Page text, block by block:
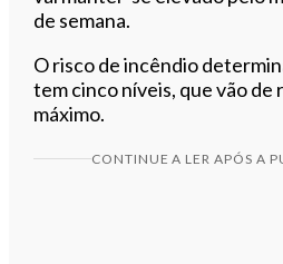
de semana.
O risco de incêndio
tem cinco níveis, que vão de
máximo.
CONTINUE A LER APÓS A